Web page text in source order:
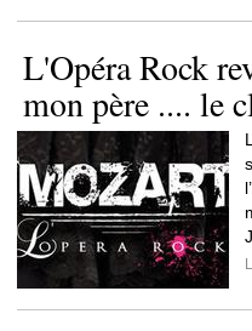
L'Opéra Rock
mon père .... le